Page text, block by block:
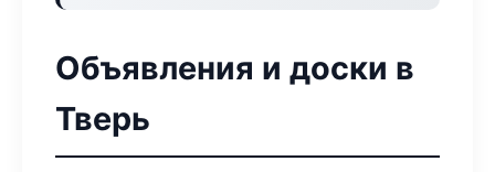
Объявления и доски в
Тверь